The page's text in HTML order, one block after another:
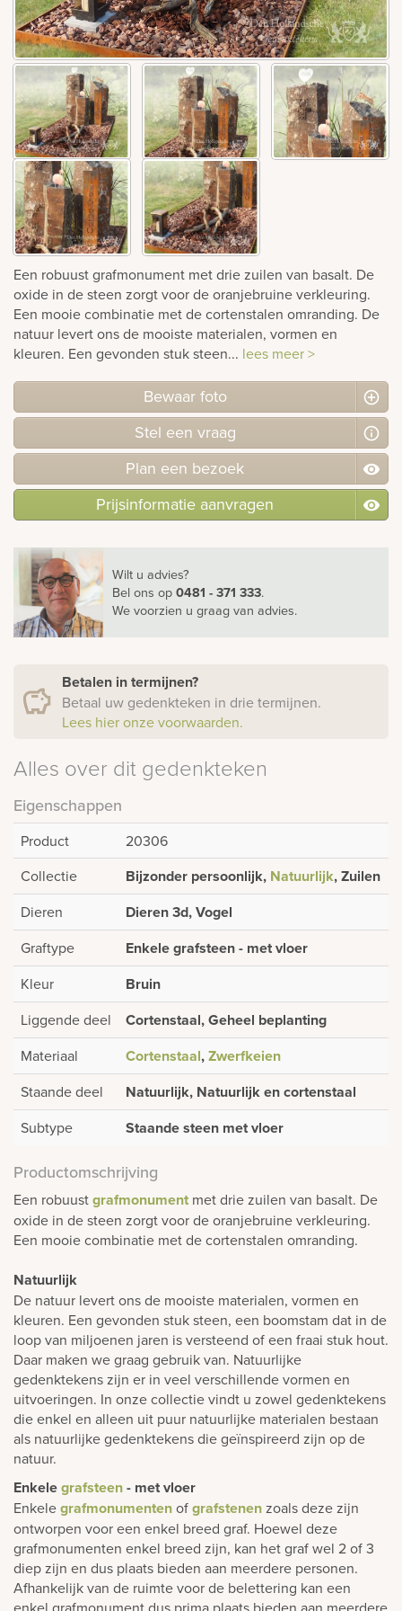
Een robuust grafmonument met drie zuilen van basalt. De
oxide in de steen zorgt voor de oranjebruine verkleuring.
Een mooie combinatie met de cortenstalen omranding. De
natuur levert ons de mooiste materialen, vormen en
kleuren. Een gevonden stuk steen... lees meer >
Bewaar foto
Stel een vraag
Plan een bezoek
Prijsinformatie aanvragen
Wilt u advies?
Bel ons op0481 - 371 333.
We voorzien u graag van advies.
Betalen in termijnen?
Betaal uw gedenkteken in drie termijnen.
Lees hier onze voorwaarden.
Alles over dit gedenkteken
Eigenschappen
Product
20306
Collectie
Bijzonder persoonlijk, Natuurlijk, Zuilen
Dieren Dieren 3d, Vogel
Graftype Enkele grafsteen - met vloer
Kleur Bruin
Liggende deel Cortenstaal, Geheel beplanting
Materiaal Cortenstaal,Zwerfkeien
Staande deel Natuurlijk, Natuurlijk en cortenstaal
Subtype Staande steen met vloer
Productomschrijving
Een robuustgrafmonument met drie zuilen van basalt. De
oxide in de steen zorgt voor de oranjebruine verkleuring.
Een mooie combinatie met de cortenstalen omranding.
Natuurlijk
De natuur levert ons de mooiste materialen, vormen en
kleuren. Een gevonden stuk steen, een boomstam dat in de
loop van miljoenen jaren is versteend of een fraai stuk hout.
Daar maken we graag gebruik van. Natuurlijke
gedenktekens zijn er in veel verschillende vormen en
uitvoeringen. In onze collectie vindt u zowel gedenktekens
die enkel en alleen uit puur natuurlijke materialen bestaan
als natuurlijke gedenktekens die geïnspireerd zijn op de
natuur.
Enkelegrafsteen- met vloer
Enkelegrafmonumentenofgrafstenenzoals deze zijn
ontworpen voor een enkel breed graf. Hoewel deze
grafmonumenten enkel breed zijn, kan het graf wel 2 of 3
diep zijn en dus plaats bieden aan meerdere personen.
Afhankelijk van de ruimte voor de belettering kan een